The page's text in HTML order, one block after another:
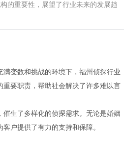
的重要性，展望了行业未来的发展趋
变数和挑战的环境下，福州侦探行业
要职责，帮助社会解决了许多难以言
生了多样化的侦探需求。无论是婚姻
户提供了有力的支持和保障。